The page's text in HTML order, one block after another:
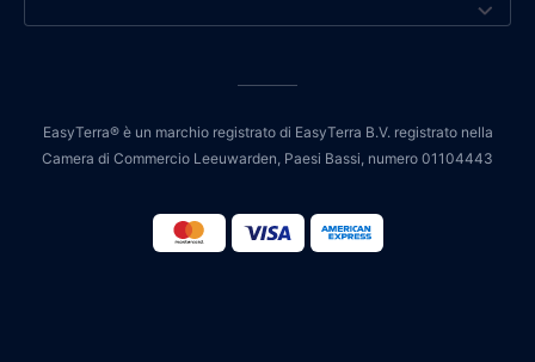
EasyTerra® è un marchio registrato di EasyTerra B.V. registrato nella
Camera di Commercio Leeuwarden, Paesi Bassi, numero 01104443